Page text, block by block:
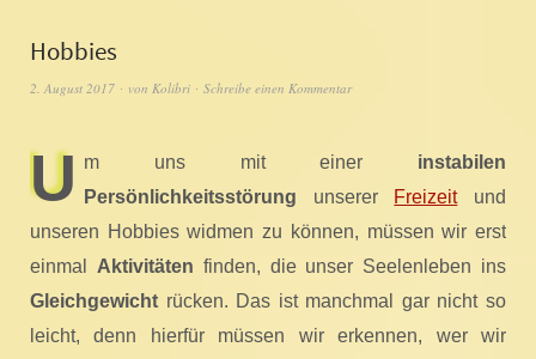
Hobbies
2. August 2017 von Kolibri Schreibe einen Kommentar
U m uns mit einer instabilen
Persönlichkeitsstörung unserer Freizeitund
unseren Hobbies widmen zu können, müssen wir erst
einmal Aktivitäten finden, die unser Seelenleben ins
Gleichgewicht rücken. Das ist manchmal gar nicht so
leicht, denn hierfür müssen wir erkennen, wer wir